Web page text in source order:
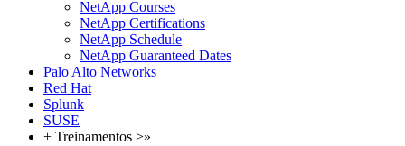
NetApp Courses
NetApp Certifications
NetApp Schedule
NetApp Guaranteed Dates
Palo Alto Networks
Red Hat
Splunk
SUSE
+ Treinamentos >»